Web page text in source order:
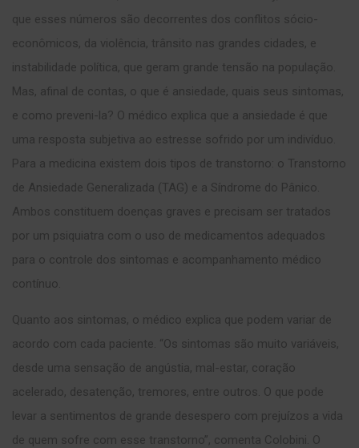
que esses números são decorrentes dos conflitos sócio-
econômicos, da violência, trânsito nas grandes cidades, e
instabilidade política, que geram grande tensão na população.
Mas, afinal de contas, o que é ansiedade, quais seus sintomas,
e como preveni-la? O médico explica que a ansiedade é que
uma resposta subjetiva ao estresse sofrido por um indivíduo.
Para a medicina existem dois tipos de transtorno: o Transtorno
de Ansiedade Generalizada (TAG) e a Síndrome do Pânico.
Ambos constituem doenças graves e precisam ser tratados
por um psiquiatra com o uso de medicamentos adequados
para o controle dos sintomas e acompanhamento médico
contínuo.
Quanto aos sintomas, o médico explica que podem variar de
acordo com cada paciente. “Os sintomas são muito variáveis,
desde uma sensação de angústia, mal-estar, coração
acelerado, desatenção, tremores, entre outros. O que pode
levar a sentimentos de grande desespero com prejuízos a vida
de quem sofre com esse transtorno”, comenta Colobini. O